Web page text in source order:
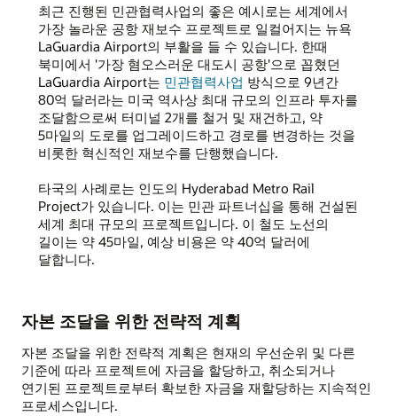
최근 진행된 민관협력사업의 좋은 예시로는 세계에서
가장 놀라운 공항 재보수 프로젝트로 일컬어지는 뉴욕
LaGuardia Airport의 부활을 들 수 있습니다. 한때
북미에서 '가장 혐오스러운 대도시 공항'으로 꼽혔던
LaGuardia Airport는 민관협력사업 방식으로 9년간
80억 달러라는 미국 역사상 최대 규모의 인프라 투자를
조달함으로써 터미널 2개를 철거 및 재건하고, 약
5마일의 도로를 업그레이드하고 경로를 변경하는 것을
비롯한 혁신적인 재보수를 단행했습니다.
타국의 사례로는 인도의 Hyderabad Metro Rail
Project가 있습니다. 이는 민관 파트너십을 통해 건설된
세계 최대 규모의 프로젝트입니다. 이 철도 노선의
길이는 약 45마일, 예상 비용은 약 40억 달러에
달합니다.
자본 조달을 위한 전략적 계획
자본 조달을 위한 전략적 계획은 현재의 우선순위 및 다른
기준에 따라 프로젝트에 자금을 할당하고, 취소되거나
연기된 프로젝트로부터 확보한 자금을 재할당하는 지속적인
프로세스입니다.